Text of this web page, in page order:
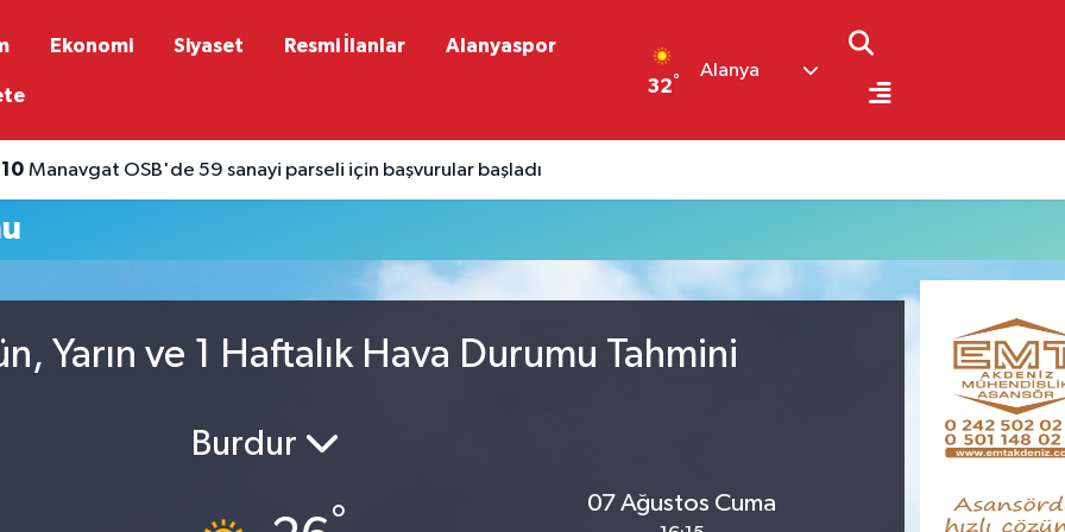
Ekonomi Siyaset Resmi İlanlar Alanyaspor
32°
Alanya
Manavgat OSB'de 59 sanayi parseli için başvurular başladı
Yarın ve 1 Haftalık Hava Durumu Tahmini
Burdur
°
07 Ağustos Cuma